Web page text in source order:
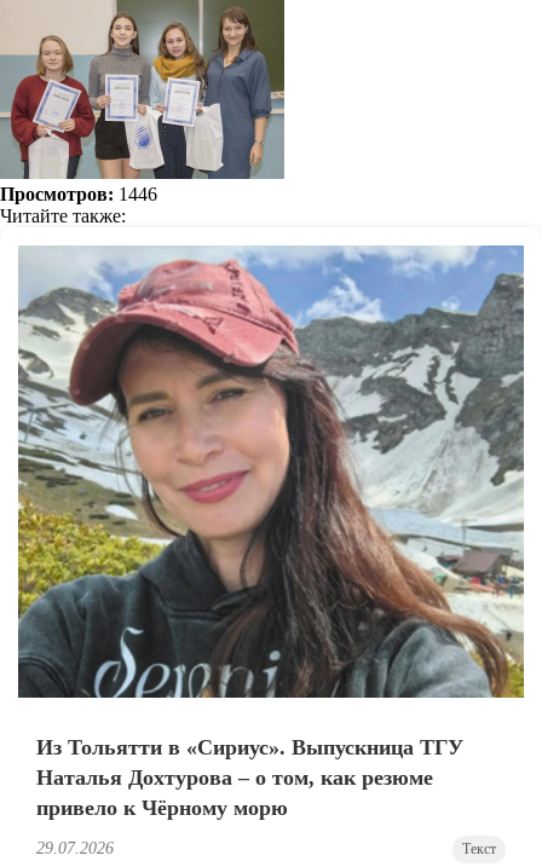
Просмотров: 1446
Читайте также:
Из Тольятти в «Сириус». Выпускница ТГУ
Наталья Дохтурова – о том, как резюме
привело к Чёрному морю
29.07.2026 Текст